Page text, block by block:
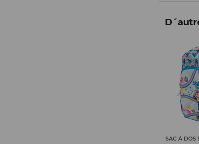
SAC À DOS